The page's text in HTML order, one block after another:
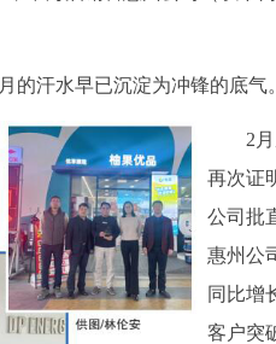
汗水早已沉淀为冲锋的底气。
2
再次证
公司批
惠州公
同比增
客户突